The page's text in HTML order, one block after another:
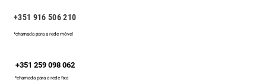
+351 916 506 210
*chamada para a rede móvel
+351 259 098 062
*chamada para a rede fixa